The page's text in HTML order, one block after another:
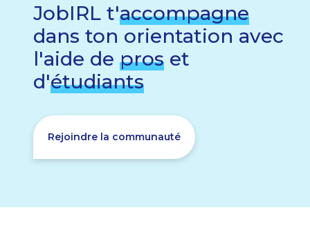
JobIRL t'accompagne
dans ton orientation avec
l'aide de pros et
d'étudiants
Rejoindre la communauté